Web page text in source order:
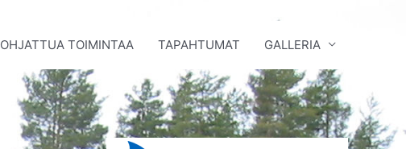
OHJATTUA TOIMINTAA TAPAHTUMAT GALLERIA